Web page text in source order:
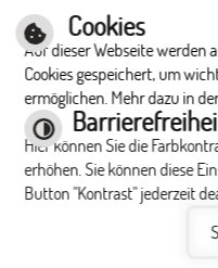
Montag bis Freitag 8:00 Uhr –
Montag bis Donnerstag 14:00
Es wird um
Impressum|Hilfe|Inhalt|
Optimiert für
mobile Endgeräte
Cookies
Auf dieser Webseite werden
Cookies gespeichert, um
ermöglichen. Mehr dazu in
Hier können Sie die
erhöhen. Sie können diese
Button "Kontrast" jederzeit